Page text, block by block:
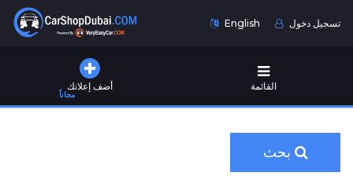
English تسجيل دخول
أضف إعلانك
مجاناً
القائمة
بحث